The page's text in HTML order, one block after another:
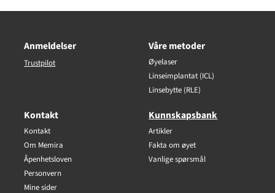
Anmeldelser
Trustpilot
Våre metoder
Øyelaser
Linseimplantat (ICL)
Linsebytte (RLE)
Kontakt
Kontakt
Om Memira
Åpenhetsloven
Personvern
Mine sider
Kunnskapsbank
Artikler
Fakta om øyet
Vanlige spørsmål